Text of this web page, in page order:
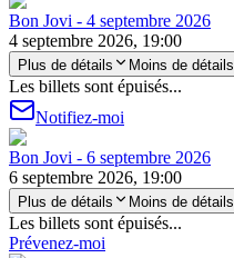
Bon Jovi - 4 septembre 2026
4 septembre 2026, 19:00
Plus de détails Moins de détails
Les billets sont épuisés...
Notifiez-moi
Bon Jovi - 6 septembre 2026
6 septembre 2026, 19:00
Plus de détails Moins de détails
Les billets sont épuisés...
Prévenez-moi